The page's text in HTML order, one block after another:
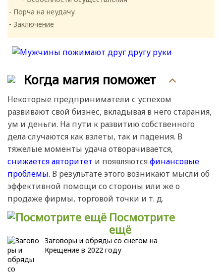
Порча на неудачу
Заключение
Когда магия поможет
Некоторые предприниматели с успехом
развивают свой бизнес, вкладывая в него старания,
ум и деньги. На пути к развитию собственного
дела случаются как взлеты, так и падения. В
тяжелые моменты удача отворачивается,
снижается авторитет и появляютсяфинансовые
проблемы. В результате этого возникают мысли об
эффективной помощи со стороны или же о
продаже фирмы, торговой точки и т. д.
Посмотрите
ещё
Заговоры и обряды со снегом на
Крещение в 2022 году